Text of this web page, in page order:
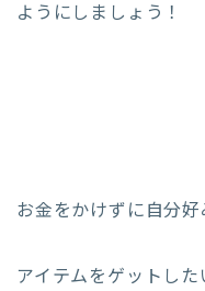
ようにしましょう！
お金をかけずに自分
アイテムをゲットした